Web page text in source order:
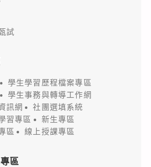
試
學生學習歷程檔案專區
學生事務與轉導工作網
訊網
社團選填系統
習專區
新生專區
區
線上授課專區
區